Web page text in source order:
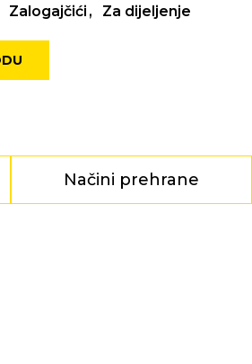
Zalogajčići Za dijeljenje
Načini prehrane